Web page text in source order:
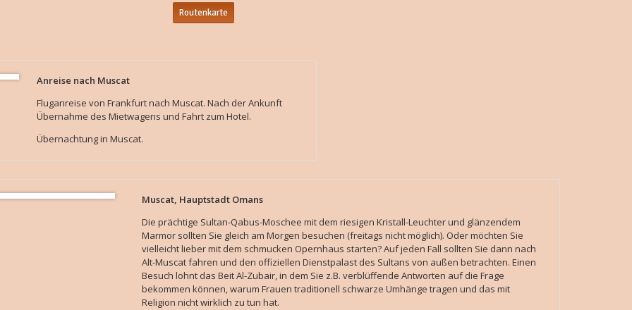
Routenkarte
Anreise nach Muscat
Fluganreise von Frankfurt nach Muscat. Nach der Ankunft
Übernahme des Mietwagens und Fahrt zum Hotel.
Übernachtung in Muscat.
Muscat, Hauptstadt Omans
Die prächtige Sultan-Qabus-Moschee mit dem riesigen Kristall-Leuchter und glänzendem
Marmor sollten Sie gleich am Morgen besuchen (freitags nicht möglich). Oder möchten Sie
vielleicht lieber mit dem schmucken Opernhaus starten? Auf jeden Fall sollten Sie dann nach
Alt-Muscat fahren und den offiziellen Dienstpalast des Sultans von außen betrachten. Einen
Besuch lohnt das Beit Al-Zubair, in dem Sie z.B. verblüffende Antworten auf die Frage
bekommen können, warum Frauen traditionell schwarze Umhänge tragen und das mit
Religion nicht wirklich zu tun hat.